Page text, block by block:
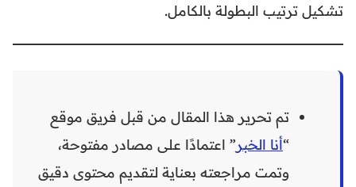
تشكيل ترتيب البطولة بالكامل.
تم تحرير هذا المقال من قبل فريق موقع
“أنا الخبر” اعتمادًا على مصادر مفتوحة،
وتمت مراجعته بعناية لتقديم محتوى دقيق